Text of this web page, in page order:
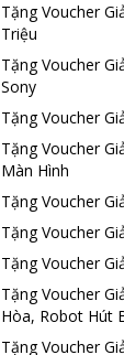
TặngVoucher
Triệu
TặngVoucher
Sony
TặngVoucher
TặngVoucher
Màn Hình
TặngVoucher
TặngVoucher
TặngVoucher
TặngVoucher
Hòa, Robot Hút
TặngVoucher